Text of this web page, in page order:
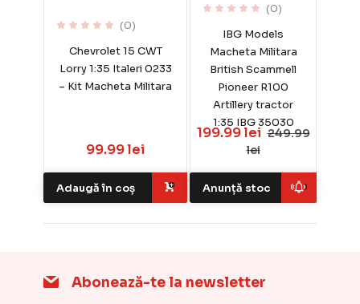
(0)
Chevrolet 15 CWT
Lorry 1:35 Italeri 0233
– Kit Macheta Militara
99.99 lei
Adaugă în coș
(0)
IBG Models
Macheta Militara
British Scammell
Pioneer R100
Artillery tractor
1:35 IBG 35030
199.99 lei 249.99
lei
Anunță stoc
Abonează-te la newsletter